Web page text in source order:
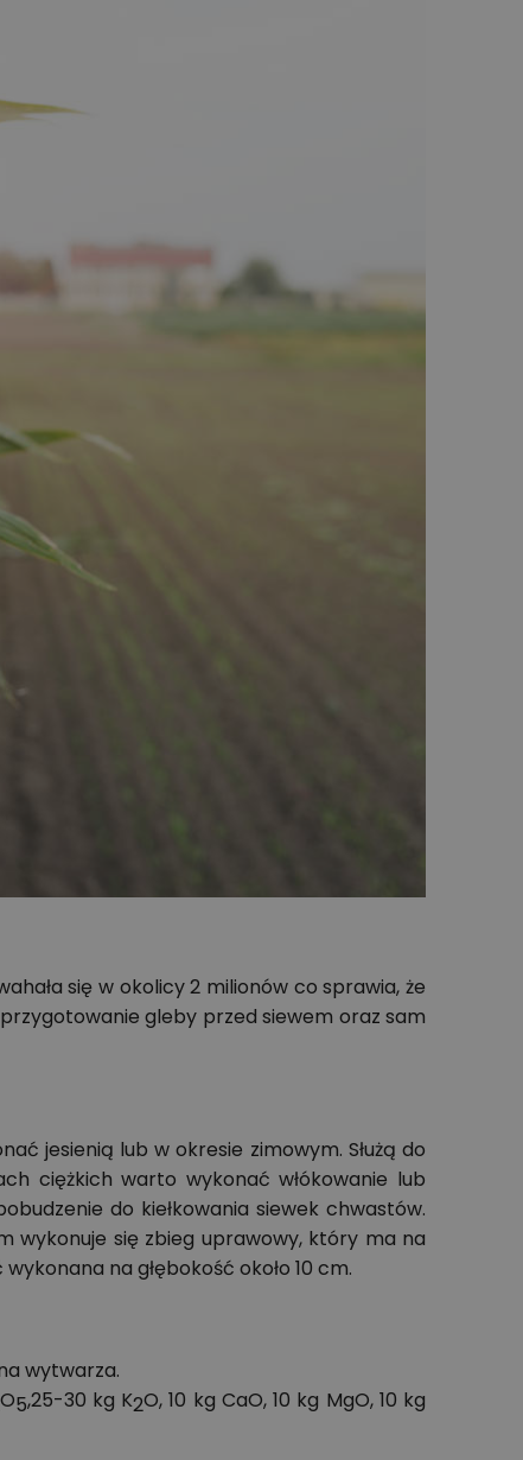
się w okolicy 2 milionów co sprawia, że
gleby przed siewem oraz sam
jesienią lub w okresie zimowym. Służą do
ciężkich warto wykonać włókowanie lub
do kiełkowania siewek chwastów.
wykonuje się zbieg uprawowy, który ma na
na głębokość około 10 cm.
wytwarza.
O5,25-30 kg K2O, 10 kg CaO, 10 kg MgO, 10 kg